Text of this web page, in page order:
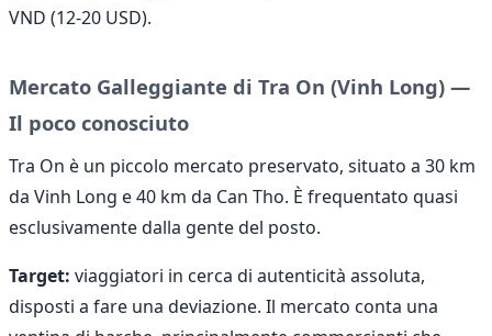
VND (12-20 USD).
Mercato Galleggiante di Tra On (Vinh Long) —
Il poco conosciuto
Tra On è un piccolo mercato preservato, situato a 30 km
da Vinh Long e 40 km da Can Tho. È frequentato quasi
esclusivamente dalla gente del posto.
Target: viaggiatori in cerca di autenticità assoluta,
disposti a fare una deviazione. Il mercato conta una